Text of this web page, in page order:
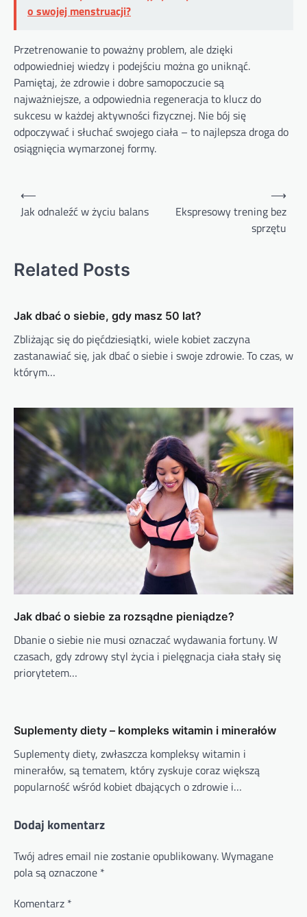
o swojej menstruacji?
Przetrenowanie to poważny problem, ale dzięki
odpowiedniej wiedzy i podejściu można go uniknąć.
Pamiętaj, że zdrowie i dobre samopoczucie są
najważniejsze, a odpowiednia regeneracja to klucz do
sukcesu w każdej aktywności fizycznej. Nie bój się
odpoczywać i słuchać swojego ciała – to najlepsza droga do
osiągnięcia wymarzonej formy.
Nawigacja
wpisu
⟵
Jak odnaleźć w życiu balans
Ekspresowy trening bez
sprzętu
⟶
Related Posts
Jak dbać o siebie, gdy masz 50 lat?
Zbliżając się do pięćdziesiątki, wiele kobiet zaczyna
zastanawiać się, jak dbać o siebie i swoje zdrowie. To czas, w
którym…
Jak dbać o siebie za rozsądne pieniądze?
Dbanie o siebie nie musi oznaczać wydawania fortuny. W
czasach, gdy zdrowy styl życia i pielęgnacja ciała stały się
priorytetem…
Suplementy diety – kompleks witamin i minerałów
Suplementy diety, zwłaszcza kompleksy witamin i
minerałów, są tematem, który zyskuje coraz większą
popularność wśród kobiet dbających o zdrowie i…
Dodaj komentarz
Twój adres email nie zostanie opublikowany.Wymagane
pola są oznaczone *
Komentarz *